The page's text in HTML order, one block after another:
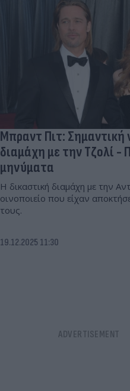
Μπραντ Πιτ: Σημαντική
διαμάχη με την Τζολί -
μηνύματα
Η δικαστική διαμάχη με την
οινοποιείο που είχαν
τους.
19.12.2025 11:30